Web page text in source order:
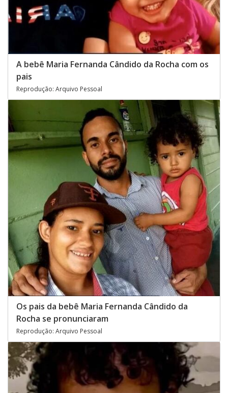
A bebê Maria Fernanda Cândido da Rocha com os
pais
Reprodução: Arquivo Pessoal
Os pais da bebê Maria Fernanda Cândido da
Rocha se pronunciaram
Reprodução: Arquivo Pessoal